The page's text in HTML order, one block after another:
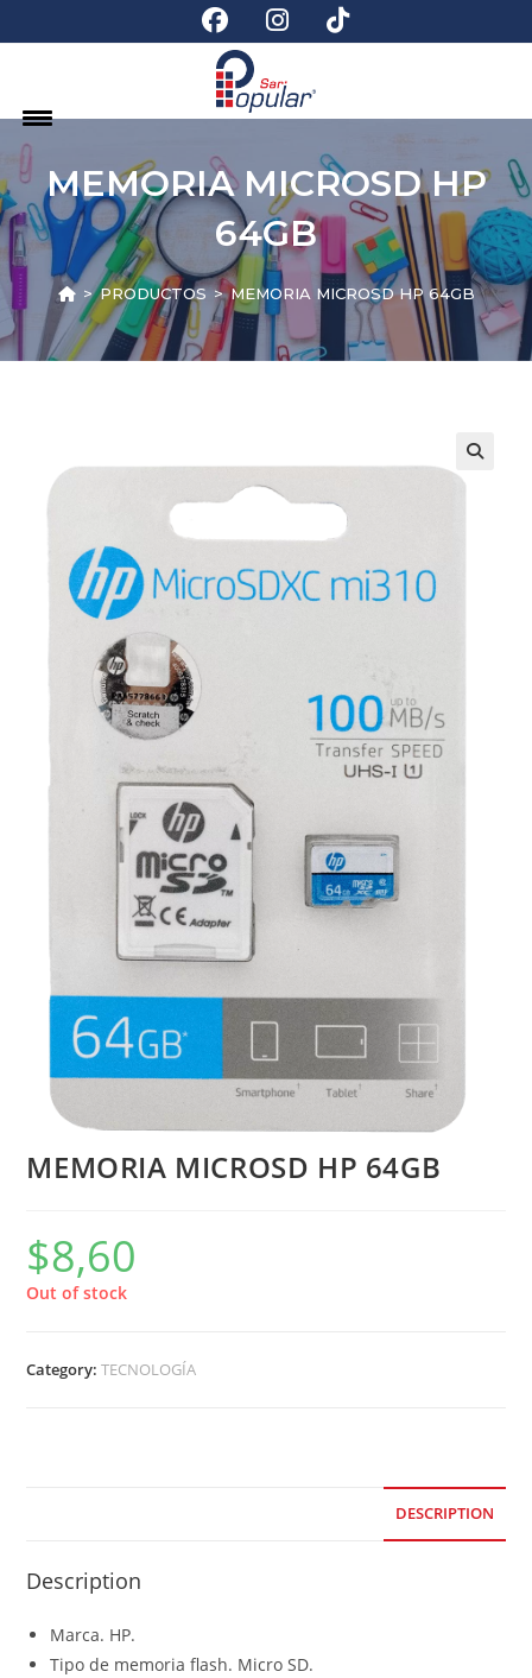
MEMORIA MICROSD HP
64GB
> PRODUCTOS > MEMORIA MICROSD HP 64GB
MEMORIA MICROSD HP 64GB
$8,60
Out of stock
Category:TECNOLOGÍA
DESCRIPTION
Description
Marca. HP.
Tipo de memoria flash. Micro SD.